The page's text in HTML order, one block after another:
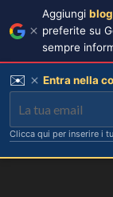
Aggiungi
preferite su
sempre
✉️ Entra nella
Clicca qui per inserire i